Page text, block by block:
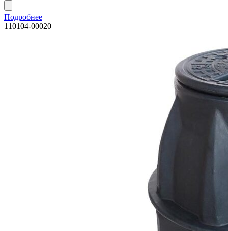
Подробнее
110104-00020